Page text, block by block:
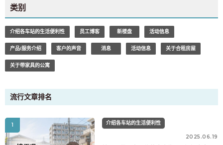
类别
介绍各车站的生活便利性 员工博客 新楼盘 活动信息
产品/服务介绍 客户的声音 消息 活动信息 关于合租房屋
关于带家具的公寓
流行文章排名
1 介绍各车站的生活便利性
2025.06.19